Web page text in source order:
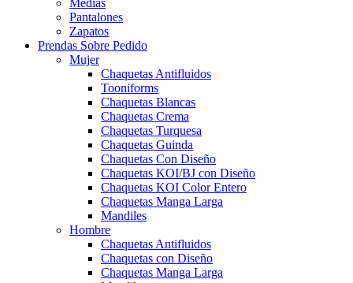
Medias
Pantalones
Zapatos
Prendas Sobre Pedido
Mujer
Chaquetas Antifluidos
Tooniforms
Chaquetas Blancas
Chaquetas Crema
Chaquetas Turquesa
Chaquetas Guinda
Chaquetas Con Diseño
Chaquetas KOI/BJ con Diseño
Chaquetas KOI Color Entero
Chaquetas Manga Larga
Mandiles
Hombre
Chaquetas Antifluidos
Chaquetas con Diseño
Chaquetas Manga Larga